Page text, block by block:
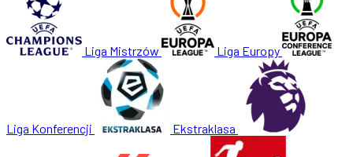
Liga Mistrzów Liga Europy
Liga Konferencji Ekstraklasa